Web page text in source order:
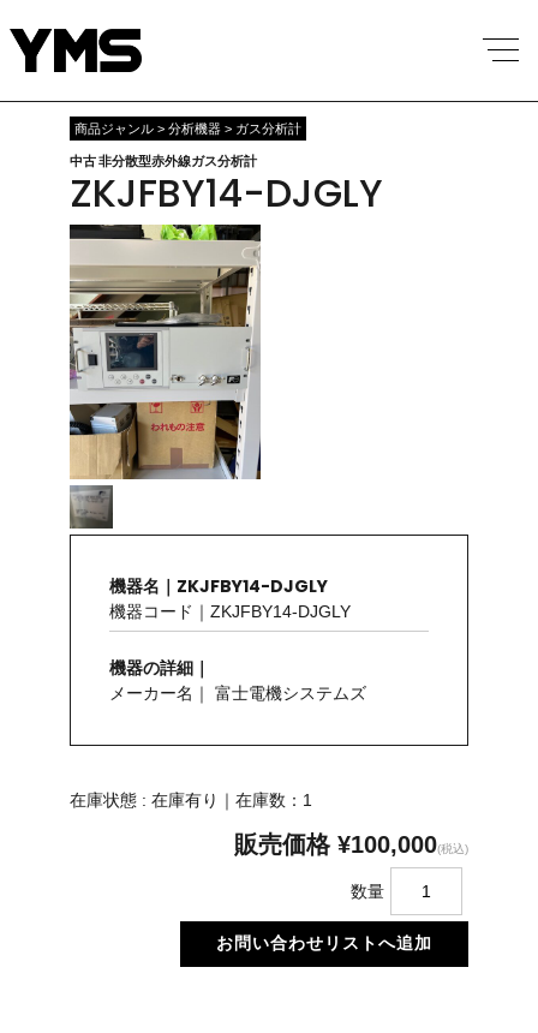
商品ジャンル > 分析機器 > ガス分析計
中古 非分散型赤外線ガス分析計
ZKJFBY14-DJGLY
機器名｜ZKJFBY14-DJGLY
機器コード｜ZKJFBY14-DJGLY
機器の詳細｜
メーカー名｜ 富士電機システムズ
在庫状態 : 在庫有り｜在庫数：1
販売価格 ¥100,000(税込)
数量